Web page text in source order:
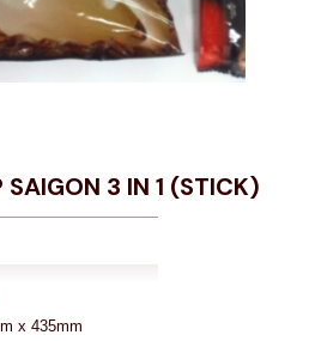
3 IN 1 (STICK)
x 435mm